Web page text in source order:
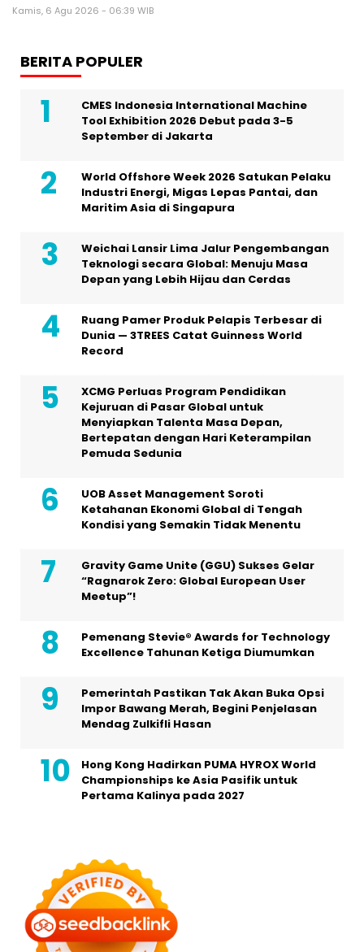
Kamis, 6 Agu 2026 - 06:39 WIB
BERITA POPULER
CMES Indonesia International Machine
Tool Exhibition 2026 Debut pada 3-5
September di Jakarta
World Offshore Week 2026 Satukan Pelaku
Industri Energi, Migas Lepas Pantai, dan
Maritim Asia di Singapura
Weichai Lansir Lima Jalur Pengembangan
Teknologi secara Global: Menuju Masa
Depan yang Lebih Hijau dan Cerdas
Ruang Pamer Produk Pelapis Terbesar di
Dunia — 3TREES Catat Guinness World
Record
XCMG Perluas Program Pendidikan
Kejuruan di Pasar Global untuk
Menyiapkan Talenta Masa Depan,
Bertepatan dengan Hari Keterampilan
Pemuda Sedunia
UOB Asset Management Soroti
Ketahanan Ekonomi Global di Tengah
Kondisi yang Semakin Tidak Menentu
Gravity Game Unite (GGU) Sukses Gelar
“Ragnarok Zero: Global European User
Meetup”!
Pemenang Stevie® Awards for Technology
Excellence Tahunan Ketiga Diumumkan
Pemerintah Pastikan Tak Akan Buka Opsi
Impor Bawang Merah, Begini Penjelasan
Mendag Zulkifli Hasan
Hong Kong Hadirkan PUMA HYROX World
Championships ke Asia Pasifik untuk
Pertama Kalinya pada 2027